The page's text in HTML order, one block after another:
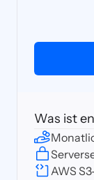
Was ist
AWS